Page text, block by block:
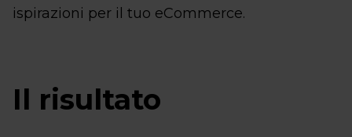
ispirazioni per il tuo eCommerce.
Il risultato